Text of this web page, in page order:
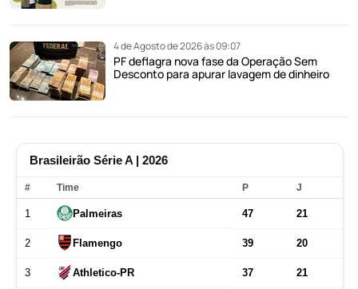
4 de Agosto de 2026 às 09:07
PF deflagra nova fase da Operação Sem
Desconto para apurar lavagem de dinheiro